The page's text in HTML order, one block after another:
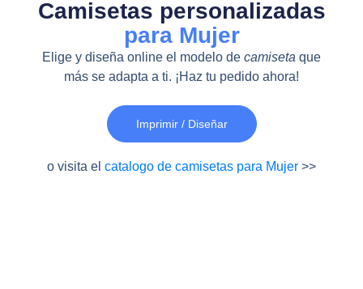
Camisetas personalizadas
para Mujer
Elige y diseña online el modelo de camiseta que
más se adapta a ti. ¡Haz tu pedido ahora!
Imprimir / Diseñar
o visita el catalogo de camisetas para Mujer >>